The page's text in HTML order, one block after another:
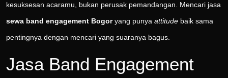
kesuksesan acaramu, bukan perusak pemandangan. Mencari jasa
sewa band engagement Bogoryang punya attitude baik sama
pentingnya dengan mencari yang suaranya bagus.
Jasa Band Engagement